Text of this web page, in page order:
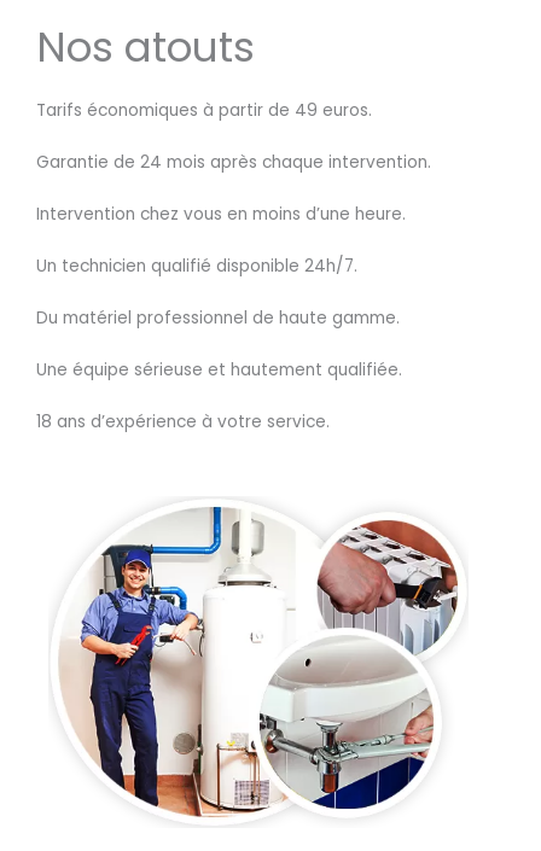
Nos atouts
Tarifs économiques à partir de 49 euros.
Garantie de 24 mois après chaque intervention.
Intervention chez vous en moins d’une heure.
Un technicien qualifié disponible 24h/7.
Du matériel professionnel de haute gamme.
Une équipe sérieuse et hautement qualifiée.
18 ans d’expérience à votre service.